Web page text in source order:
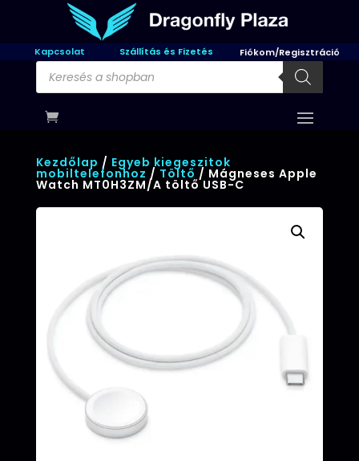
Kapcsolat Szállítás és Fizetés Fiókom/Regisztráció
Products
search
Kezdőlap / Egyeb kiegeszitok
mobiltelefonhoz / Töltő / Mágneses Apple
Watch MT0H3ZM/A töltő USB-C